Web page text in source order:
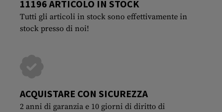
11196 ARTICOLO IN STOCK
Tutti gli articoli in stock sono effettivamente in
stock presso di noi!
ACQUISTARE CON SICUREZZA
2 anni di garanzia e 10 giorni di diritto di